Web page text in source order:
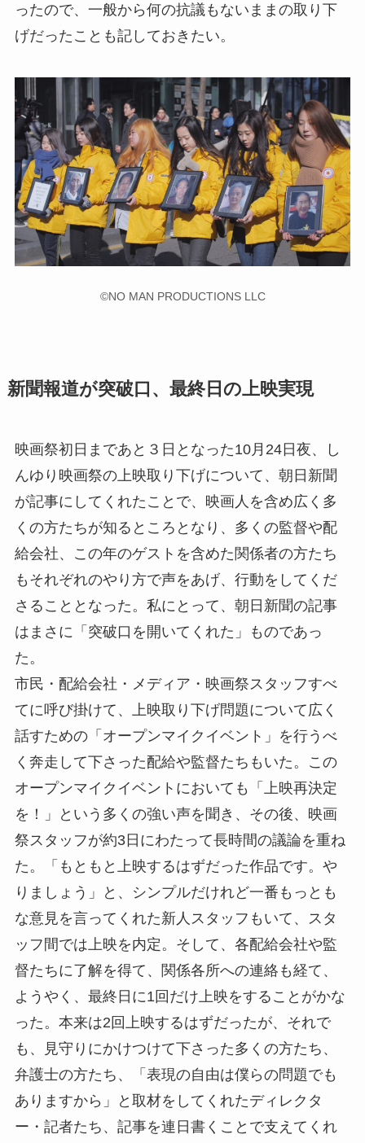
ったので、一般から何の抗議もないままの取り下
げだったことも記しておきたい。
©NO MAN PRODUCTIONS LLC
新聞報道が突破口、最終日の上映実現
映画祭初日まであと３日となった10月24日夜、し
んゆり映画祭の上映取り下げについて、朝日新聞
が記事にしてくれたことで、映画人を含め広く多
くの方たちが知るところとなり、多くの監督や配
給会社、この年のゲストを含めた関係者の方たち
もそれぞれのやり方で声をあげ、行動をしてくだ
さることとなった。私にとって、朝日新聞の記事
はまさに「突破口を開いてくれた」ものであっ
た。
市民・配給会社・メディア・映画祭スタッフすべ
てに呼び掛けて、上映取り下げ問題について広く
話すための「オープンマイクイベント」を行うべ
く奔走して下さった配給や監督たちもいた。この
オープンマイクイベントにおいても「上映再決定
を！」という多くの強い声を聞き、その後、映画
祭スタッフが約3日にわたって長時間の議論を重ね
た。「もともと上映するはずだった作品です。や
りましょう」と、シンプルだけれど一番もっとも
な意見を言ってくれた新人スタッフもいて、スタ
ッフ間では上映を内定。そして、各配給会社や監
督たちに了解を得て、関係各所への連絡も経て、
ようやく、最終日に1回だけ上映をすることがかな
った。本来は2回上映するはずだったが、それで
も、見守りにかけつけて下さった多くの方たち、
弁護士の方たち、「表現の自由は僕らの問題でも
ありますから」と取材をしてくれたディレクタ
ー・記者たち、記事を連日書くことで支えてくれ